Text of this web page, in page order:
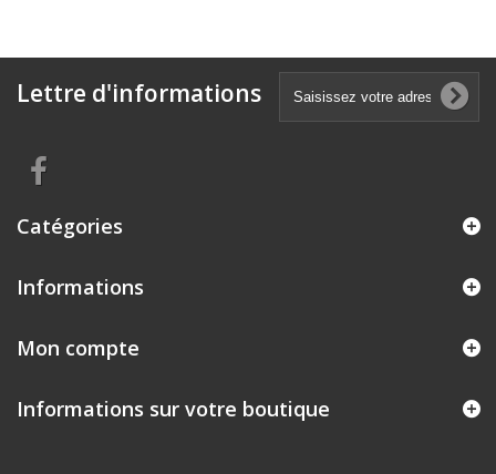
Lettre d'informations
Catégories
Informations
Mon compte
Informations sur votre boutique